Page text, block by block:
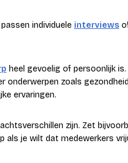
individuele interviews
heel gevoelig of persoonlijk is.
onderwerpen zoals
ervaringen.
zijn. Zet
als je wilt dat medewerkers